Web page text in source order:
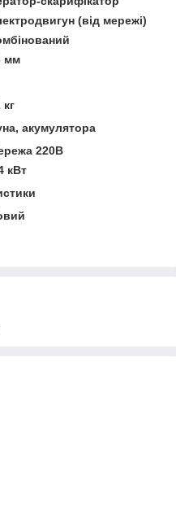
(від мережі)
мм
кг
акумулятора
220В
кВт